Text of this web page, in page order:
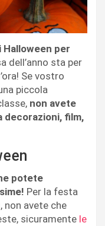
per
dell’anno sta per
Se vostro
piccola
non avete
decorazioni, film,
potete
Per la festa
non avete che
sicuramente le